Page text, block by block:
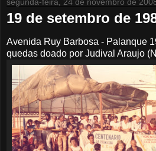
19 de setembro de
Avenida Ruy Barbosa - Palanque
quedas doado por Judival Araujo